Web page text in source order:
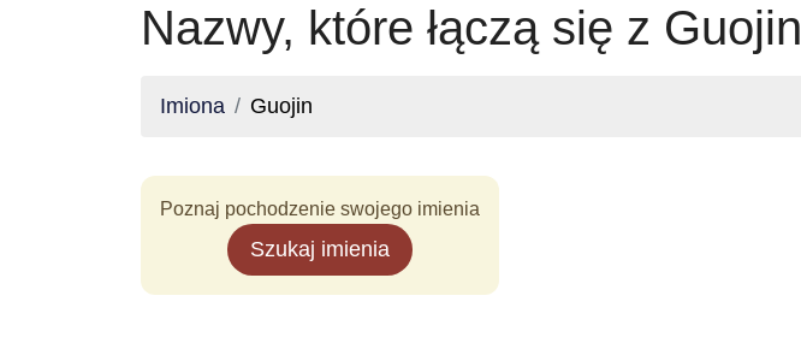
Nazwy, które łączą się z Guojin
Imiona Guojin
Poznaj pochodzenie swojego imienia
Szukaj imienia